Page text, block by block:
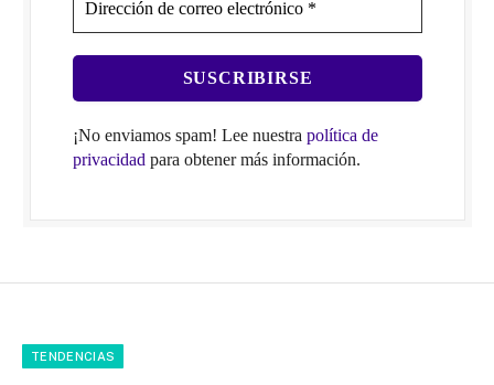
¡No enviamos spam! Lee nuestra política de
privacidad para obtener más información.
TENDENCIAS